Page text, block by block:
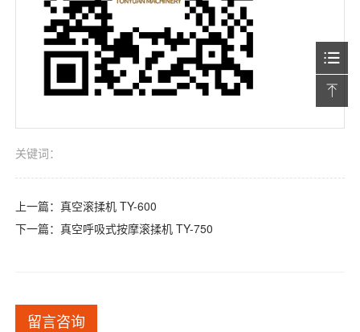
关键词：
上一篇：真空滚揉机 TY-600
下一篇：真空呼吸式按摩滚揉机 TY-750
留言咨询